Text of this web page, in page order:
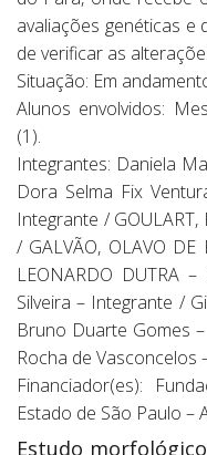
avaliações genéticas e
de verificar as
Situação: Em
Alunos envolvidos:
(1).
Integrantes: Daniela
Dora Selma Fix
Integrante /
/ GALVÃO, OLAVO
LEONARDO DUTRA
Silveira – Integrante /
Bruno Duarte Gomes
Rocha de Vasconcelos
Financiador(es):
Estado de São Paulo –
Estudo